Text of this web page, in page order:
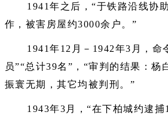
1941年之后，“于铁路沿线协
作，被害房屋约3000余户。”
1941年12月－1942年3月，命
员”“总计39名”，“审判的结果：杨
振寰无期，其它均被判刑。”
1943年3月，“在下柏城约逮